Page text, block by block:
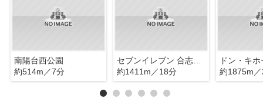
南陽台西公園
約514m／7分
セブンイレブン 合志木原野店
約1411m／18分
ドン・キ
約1875m